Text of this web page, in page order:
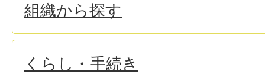
組織から探す
くらし・手続き